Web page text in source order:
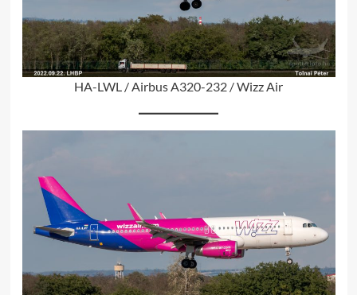
HA-LWL / Airbus A320-232 / Wizz Air